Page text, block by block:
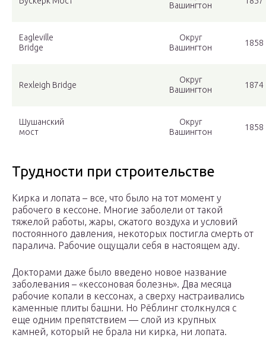
Вашингтон
Eagleville
Bridge
Округ
Вашингтон
1858
Rexleigh Bridge
Округ
Вашингтон
1874
Шушанский
мост
Округ
Вашингтон
1858
Трудности при строительстве
Кирка и лопата – все, что было на тот момент у
рабочего в кессоне. Многие заболели от такой
тяжелой работы, жары, сжатого воздуха и условий
постоянного давления, некоторых постигла смерть от
паралича. Рабочие ощущали себя в настоящем аду.
Докторами даже было введено новое название
заболевания – «кессоновая болезнь». Два месяца
рабочие копали в кессонах, а сверху настраивались
каменные плиты башни. Но Рёблинг столкнулся с
еще одним препятствием — слой из крупных
камней, который не брала ни кирка, ни лопата.